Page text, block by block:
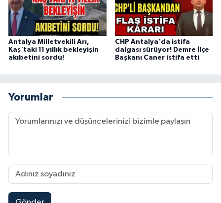
Antalya Milletvekili Arı,
Kaş'taki 11 yıllık bekleyişin
akıbetini sordu!
CHP Antalya'da istifa
dalgası sürüyor! Demre İlçe
Başkanı Caner istifa etti
Yorumlar